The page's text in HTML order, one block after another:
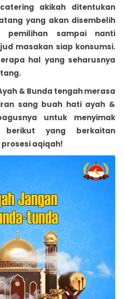
akikah ditentukan
yang akan disembelih
sampai nanti
masakan siap konsumsi.
hal yang seharusnya
& Bunda tengah merasa
sang buah hati ayah &
untuk menyimak
berikut yang berkaitan
aqiqah!